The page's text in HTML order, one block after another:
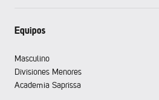
Equipos
Masculino
Divisiones Menores
Academia Saprissa